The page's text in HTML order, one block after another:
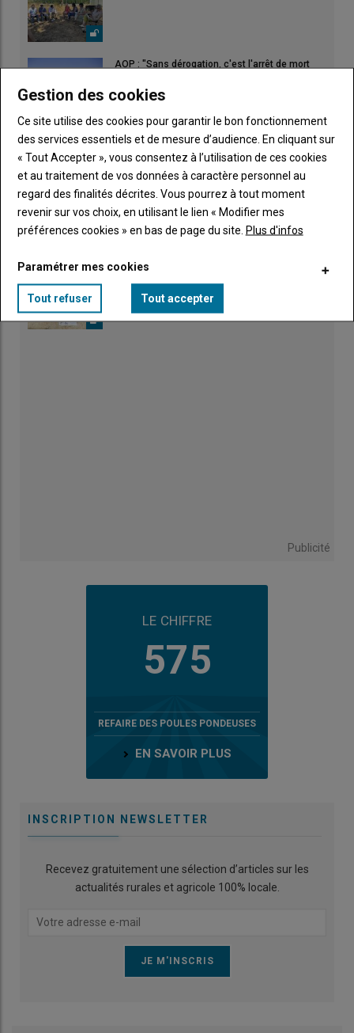
AOP : "Sans dérogation, c'est l'arrêt de mort
Partir en vacances l'esprit tranquille
31 juillet 2026
Publicité
LE CHIFFRE
575
REFAIRE DES POULES PONDEUSES
EN SAVOIR PLUS
INSCRIPTION NEWSLETTER
Recevez gratuitement une sélection d’articles sur les
actualités rurales et agricole 100% locale.
Gestion des cookies
Ce site utilise des cookies pour garantir le bon fonctionnement
des services essentiels et de mesure d’audience. En cliquant sur
« Tout Accepter », vous consentez à l’utilisation de ces cookies
et au traitement de vos données à caractère personnel au
regard des finalités décrites. Vous pourrez à tout moment
revenir sur vos choix, en utilisant le lien « Modifier mes
préférences cookies » en bas de page du site. Plus d'infos
Paramétrer mes cookies
Tout refuser Tout accepter